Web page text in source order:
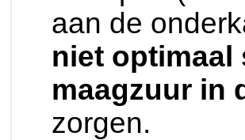
aan de
niet optimaal
maagzuur in
zorgen.